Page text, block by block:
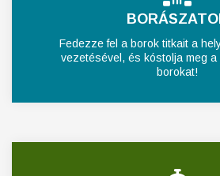
Fedezze fel a borok titkait a
vezetésével, és kóstolja meg a
borokat!